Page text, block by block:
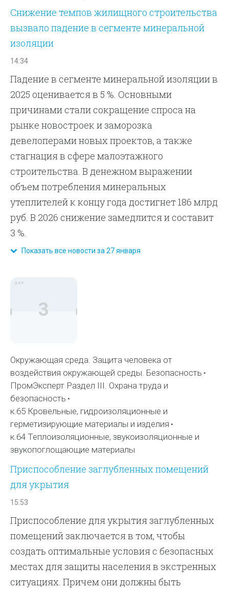
Снижение темпов жилищного строительства
вызвало падение в сегменте минеральной
изоляции
14:34
Падение в сегменте минеральной изоляции в
2025 оценивается в 5 %. Основными
причинами стали сокращение спроса на
рынке новостроек и заморозка
девелоперами новых проектов, а также
стагнация в сфере малоэтажного
строительства. В денежном выражении
объем потребления минеральных
утеплителей к концу года достигнет 186 млрд
руб. В 2026 снижение замедлится и составит
3 %.
Показать все новости за 27 января
дек
3
Окружающая среда. Защита человека от
воздействия окружающей среды. Безопасность
ПромЭксперт Раздел III. Охрана труда и
безопасность
к.65 Кровельные, гидроизоляционные и
герметизирующие материалы и изделия
к.64 Теплоизоляционные, звукоизоляционные и
звукопоглощающие материалы
Приспособление заглубленных помещений
для укрытия
15:53
Приспособление для укрытия заглубленных
помещений заключается в том, чтобы
создать оптимальные условия с безопасных
местах для защиты населения в экстренных
ситуациях. Причем они должны быть